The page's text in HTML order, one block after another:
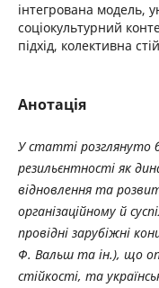
інтегрована модель,
соціокультурний
підхід, колективна
Анотація
У статті розглянуто
резильєнтності як
відновлення та
організаційному й
провідні зарубіжні
Ф. Вальш та ін.), що
стійкості, та